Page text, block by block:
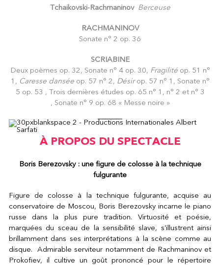
Tchaikovski-Rachmaninov Berceuse
RACHMANINOV
Sonate n° 2 op. 36
SCRIABINE
Deux poèmes op. 32, Sonate n° 4 op. 30, Fragilité op. 51 n°
1, Caresse danséeop. 57 n° 2, Désirop. 57 n° 1, Sonate n°
5 op. 53 , Trois dernières études op. 65 n° 1, n° 2 et n° 3
, Sonate n° 9 op. 68 « Messe noire »
À PROPOS DU SPECTACLE
Boris Berezovsky : une figure de colosse à la technique
fulgurante
Figure de colosse à la technique fulgurante, acquise au
conservatoire de Moscou, Boris Berezovsky incarne le piano
russe dans la plus pure tradition. Virtuosité et poésie,
marquées du sceau de la sensibilité slave, s’illustrent ainsi
brillamment dans ses interprétations à la scène comme au
disque. Admirable serviteur notamment de Rachmaninov et
Prokofiev, il cultive un goût prononcé pour le répertoire